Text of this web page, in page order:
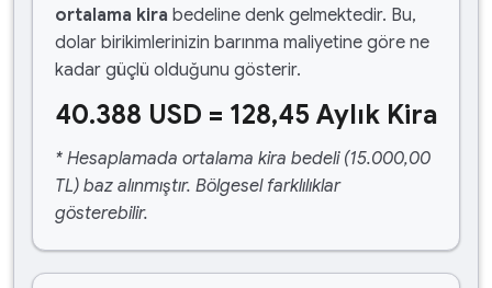
ortalama kira bedeline denk gelmektedir. Bu,
dolar birikimlerinizin barınma maliyetine göre ne
kadar güçlü olduğunu gösterir.
40.388 USD = 128,45 Aylık Kira
* Hesaplamada ortalama kira bedeli (15.000,00
TL) baz alınmıştır. Bölgesel farklılıklar
gösterebilir.